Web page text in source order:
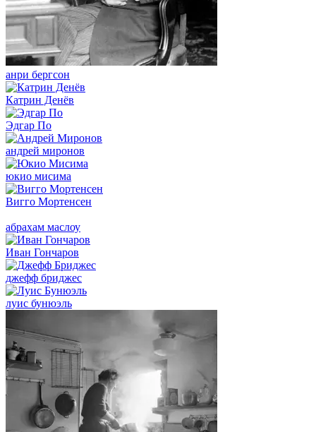
анри бергсон
Катрин Денёв
Эдгар По
андрей миронов
юкио мисима
Вигго Мортенсен
абрахам маслоу
Иван Гончаров
джефф бриджес
луис бунюэль